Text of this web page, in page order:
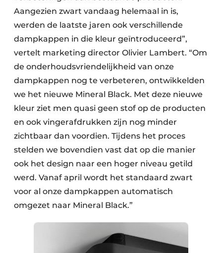
Aangezien zwart vandaag helemaal in is,
werden de laatste jaren ook verschillende
dampkappen in die kleur geïntroduceerd”,
vertelt marketing director Olivier Lambert. “Om
de onderhoudsvriendelijkheid van onze
dampkappen nog te verbeteren, ontwikkelden
we het nieuwe Mineral Black. Met deze nieuwe
kleur ziet men quasi geen stof op de producten
en ook vingerafdrukken zijn nog minder
zichtbaar dan voordien. Tijdens het proces
stelden we bovendien vast dat op die manier
ook het design naar een hoger niveau getild
werd. Vanaf april wordt het standaard zwart
voor al onze dampkappen automatisch
omgezet naar Mineral Black.”